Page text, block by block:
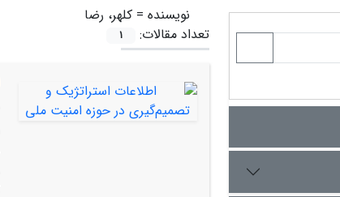
نویسنده = کلهر، رضا
تعداد مقالات:
1